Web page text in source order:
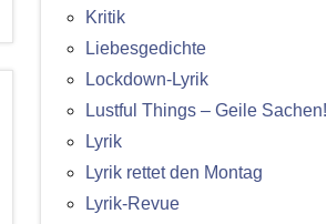
Kritik
Liebesgedichte
Lockdown-Lyrik
Lustful Things – Geile Sachen!
Lyrik
Lyrik rettet den Montag
Lyrik-Revue